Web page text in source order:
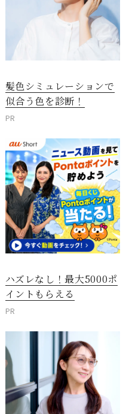
髪色シミュレーションで
似合う色を診断！
PR
ハズレなし！最大5000ポ
イントもらえる
PR